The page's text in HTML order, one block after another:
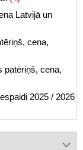
Latvijā un
cena,
patēriņš, cena,
2025 / 2026